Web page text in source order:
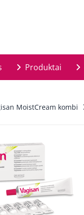
Produktai
MoistCream kombi